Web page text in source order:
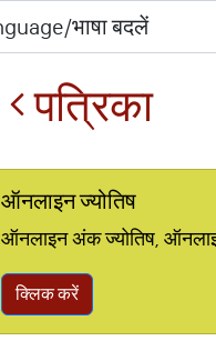
पत्रिका
ऑनलाइन ज्योतिष
ऑनलाइन अंक ज्योतिष,
क्लिक करें